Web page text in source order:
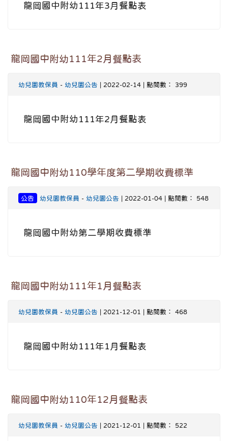
龍岡國中附幼111年3月餐點表
龍岡國中附幼111年2月餐點表
幼兒園教保員 - 幼兒園公告 | 2022-02-14 | 點閱數： 399
龍岡國中附幼111年2月餐點表
龍岡國中附幼110學年度第二學期收費標準
公告 幼兒園教保員 - 幼兒園公告 | 2022-01-04 | 點閱數： 548
龍岡國中附幼第二學期收費標準
龍岡國中附幼111年1月餐點表
幼兒園教保員 - 幼兒園公告 | 2021-12-01 | 點閱數： 468
龍岡國中附幼111年1月餐點表
龍岡國中附幼110年12月餐點表
幼兒園教保員 - 幼兒園公告 | 2021-12-01 | 點閱數： 522